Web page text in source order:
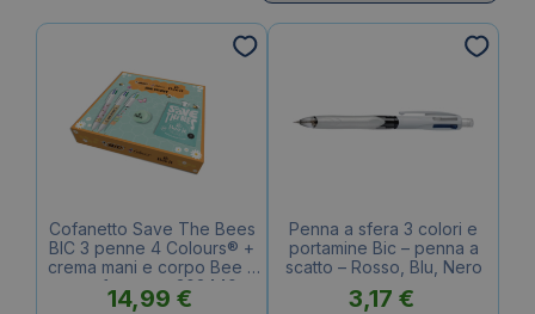
Cofanetto Save The Bees
BIC 3 penne 4 Colours® +
crema mani e corpo Bee It
+ cofanetto – 303440
14,99 €
Penna a sfera 3 colori e
portamine Bic – penna a
scatto – Rosso, Blu, Nero
3,17 €